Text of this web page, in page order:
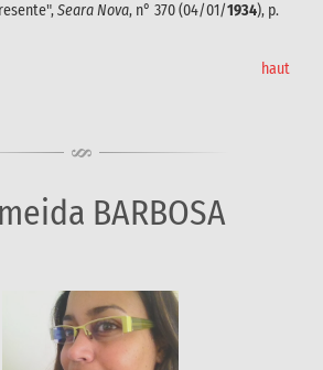
Seara Nova, n° 370 (04/01/1934), p.
haut
BARBOSA